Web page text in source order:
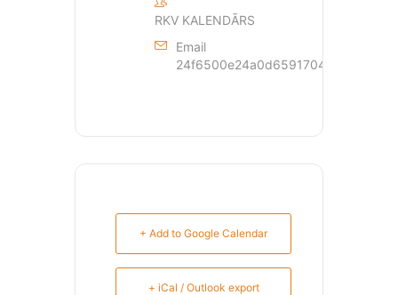
RKV KALENDĀRS
Email
+ Add to Google Calendar
+ iCal / Outlook export